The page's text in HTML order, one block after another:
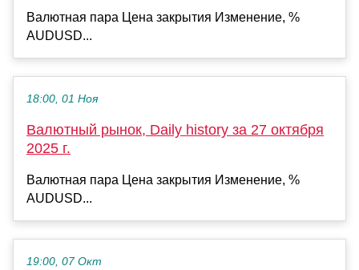
Валютная пара Цена закрытия Изменение, %
AUDUSD...
18:00, 01 Ноя
Валютный рынок, Daily history за 27 октября
2025 г.
Валютная пара Цена закрытия Изменение, %
AUDUSD...
19:00, 07 Окт